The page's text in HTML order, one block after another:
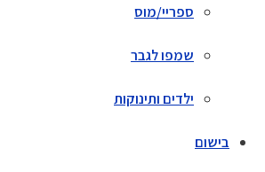
ספריי/מוס
שמפו לגבר
ילדים ותינוקות
בישום